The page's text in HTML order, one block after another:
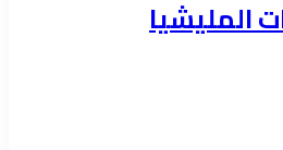
المليشيا